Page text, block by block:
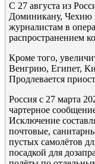
С 27 августа из
Доминикану,
журналистам в
распространением
Кроме того,
Венгрию, Египет,
Продлевается
Россия с 27 марта
чартерное
Исключение
почтовые,
пустых самолётов
посадкой для